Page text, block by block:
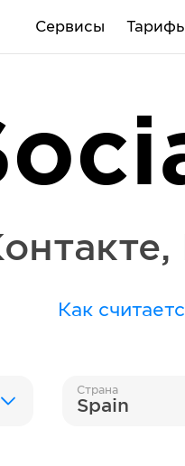
Сервисы
,
Как
Страна
Spain